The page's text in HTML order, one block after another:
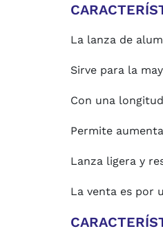
La lanza de
Sirve para la
Con una
Permite
Lanza ligera y
La venta es por